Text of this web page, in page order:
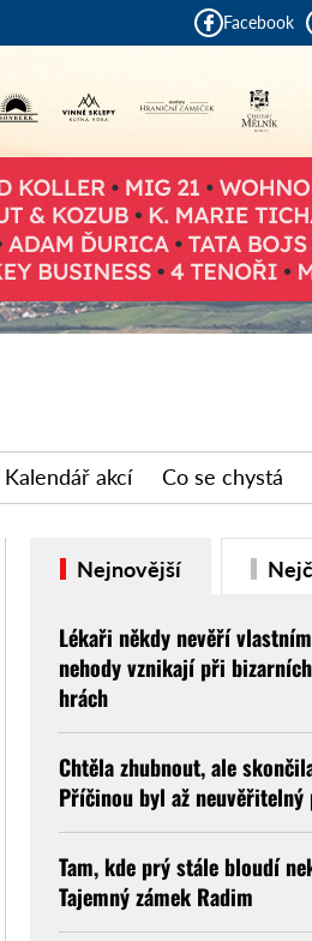
Facebook
Kalendář akcí Co se chystá
Nejnovější
Lékaři někdy nevěří
nehody vznikají při
hrách
Chtěla zhubnout, ale
Příčinou byl až
Tam, kde prý stále bloudí
Tajemný zámek Radim